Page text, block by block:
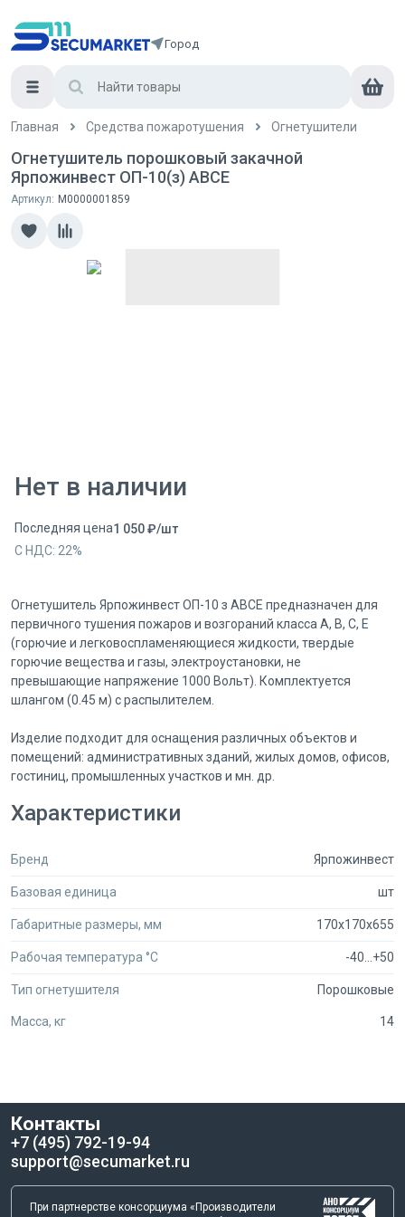
Город
Главная Средства пожаротушения Огнетушители
Огнетушитель порошковый закачной
Ярпожинвест ОП-10(з) АВСE
Артикул: М0000001859
Нет в наличии
Последняя цена1 050₽/шт
С НДС: 22%
Огнетушитель Ярпожинвест ОП-10 з АВСЕ предназначен для
первичного тушения пожаров и возгораний класса A, B, C, E
(горючие и легковоспламеняющиеся жидкости, твердые
горючие вещества и газы, электроустановки, не
превышающие напряжение 1000 Вольт). Комплектуется
шлангом (0.45 м) с распылителем.
Изделие подходит для оснащения различных объектов и
помещений: административных зданий, жилых домов, офисов,
гостиниц, промышленных участков и мн. др.
Характеристики
Бренд Ярпожинвест
Базовая единица шт
Габаритные размеры, мм 170x170x655
Рабочая температура °C -40...+50
Тип огнетушителя Порошковые
Масса, кг 14
Контакты
+7 (495) 792-19-94
support@secumarket.ru
При партнерстве консорциума «Производители